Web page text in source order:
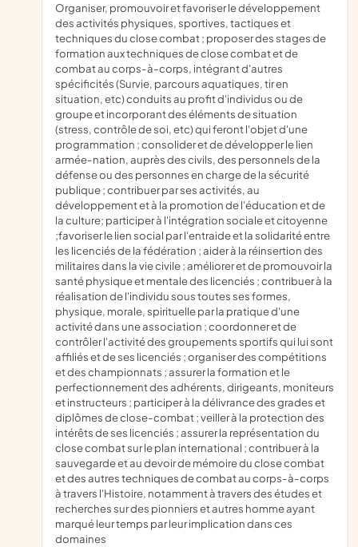
organiser, promouvoir et favoriser le développement
des activités physiques, sportives, tactiques et
techniques du close combat ; proposer des stages de
formation aux techniques de close combat et de
combat au corps-à-corps, intégrant d'autres
spécificités (Survie, parcours aquatiques, tir en
situation, etc) conduits au profit d'individus ou de
groupe et incorporant des éléments de situation
(stress, contrôle de soi, etc) qui feront l'objet d'une
programmation ; consolider et de développer le lien
armée-nation, auprès des civils, des personnels de la
défense ou des personnes en charge de la sécurité
publique ; contribuer par ses activités, au
développement et à la promotion de l'éducation et de
la culture; participer à l'intégration sociale et citoyenne
;favoriser le lien social par l'entraide et la solidarité entre
les licenciés de la fédération ; aider à la réinsertion des
militaires dans la vie civile ; améliorer et de promouvoir la
santé physique et mentale des licenciés ; contribuer à la
réalisation de l'individu sous toutes ses formes,
physique, morale, spirituelle par la pratique d'une
activité dans une association ; coordonner et de
contrôler l'activité des groupements sportifs qui lui sont
affiliés et de ses licenciés ; organiser des compétitions
et des championnats ; assurer la formation et le
perfectionnement des adhérents, dirigeants, moniteurs
et instructeurs ; participer à la délivrance des grades et
diplômes de close-combat ; veiller à la protection des
intérêts de ses licenciés ; assurer la représentation du
close combat sur le plan international ; contribuer à la
sauvegarde et au devoir de mémoire du close combat
et des autres techniques de combat au corps-à-corps
à travers l'Histoire, notamment à travers des études et
recherches sur des pionniers et autres homme ayant
marqué leur temps par leur implication dans ces
domaines